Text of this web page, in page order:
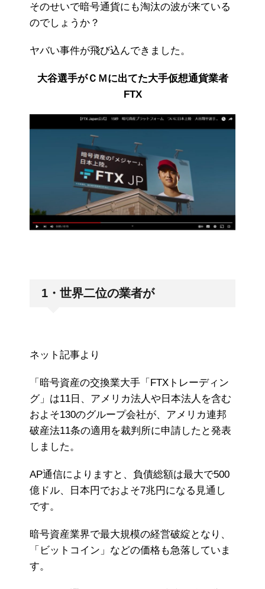
そのせいで暗号通貨にも淘汰の波が来ている
のでしょうか？
ヤバい事件が飛び込んできました。
大谷選手がＣＭに出てた大手仮想通貨業者
FTX
1・世界二位の業者が
ネット記事より
「暗号資産の交換業大手「FTXトレーディン
グ」は11日、アメリカ法人や日本法人を含む
およそ130のグループ会社が、アメリカ連邦
破産法11条の適用を裁判所に申請したと発表
しました。
AP通信によりますと、負債総額は最大で500
億ドル、日本円でおよそ7兆円になる見通し
です。
暗号資産業界で最大規模の経営破綻となり、
「ビットコイン」などの価格も急落していま
す。